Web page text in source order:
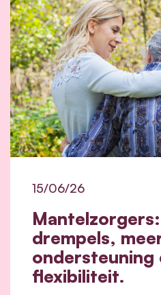
drempels,
ondersteuning
flexibiliteit.
15/06/26